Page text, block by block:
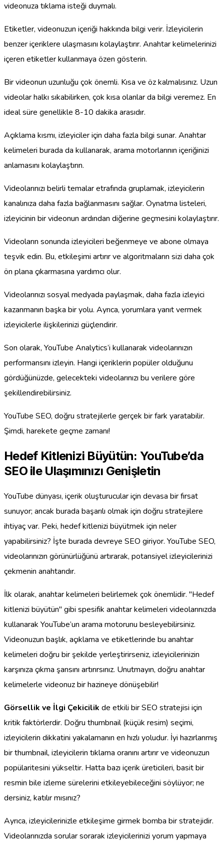
videonuza tıklama isteği duymalı.
Etiketler, videonuzun içeriği hakkında bilgi verir. İzleyicilerin
benzer içeriklere ulaşmasını kolaylaştırır. Anahtar kelimelerinizi
içeren etiketler kullanmaya özen gösterin.
Bir videonun uzunluğu çok önemli. Kısa ve öz kalmalısınız. Uzun
videolar halkı sıkabilirken, çok kısa olanlar da bilgi veremez. En
ideal süre genellikle 8-10 dakika arasıdır.
Açıklama kısmı, izleyiciler için daha fazla bilgi sunar. Anahtar
kelimeleri burada da kullanarak, arama motorlarının içeriğinizi
anlamasını kolaylaştırın.
Videolarınızı belirli temalar etrafında gruplamak, izleyicilerin
kanalınıza daha fazla bağlanmasını sağlar. Oynatma listeleri,
izleyicinin bir videonun ardından diğerine geçmesini kolaylaştırır.
Videoların sonunda izleyicileri beğenmeye ve abone olmaya
teşvik edin. Bu, etkileşimi artırır ve algoritmaların sizi daha çok
ön plana çıkarmasına yardımcı olur.
Videolarınızı sosyal medyada paylaşmak, daha fazla izleyici
kazanmanın başka bir yolu. Ayrıca, yorumlara yanıt vermek
izleyicilerle ilişkilerinizi güçlendirir.
Son olarak, YouTube Analytics’i kullanarak videolarınızın
performansını izleyin. Hangi içeriklerin popüler olduğunu
gördüğünüzde, gelecekteki videolarınızı bu verilere göre
şekillendirebilirsiniz.
YouTube SEO, doğru stratejilerle gerçek bir fark yaratabilir.
Şimdi, harekete geçme zamanı!
Hedef Kitlenizi Büyütün: YouTube’da
SEO ile Ulaşımınızı Genişletin
YouTube dünyası, içerik oluşturucular için devasa bir fırsat
sunuyor; ancak burada başarılı olmak için doğru stratejilere
ihtiyaç var. Peki, hedef kitlenizi büyütmek için neler
yapabilirsiniz? İşte burada devreye SEO giriyor. YouTube SEO,
videolarınızın görünürlüğünü artırarak, potansiyel izleyicilerinizi
çekmenin anahtarıdır.
İlk olarak, anahtar kelimeleri belirlemek çok önemlidir. "Hedef
kitlenizi büyütün" gibi spesifik anahtar kelimeleri videolarınızda
kullanarak YouTube’un arama motorunu besleyebilirsiniz.
Videonuzun başlık, açıklama ve etiketlerinde bu anahtar
kelimeleri doğru bir şekilde yerleştirirseniz, izleyicilerinizin
karşınıza çıkma şansını artırırsınız. Unutmayın, doğru anahtar
kelimelerle videonuz bir hazineye dönüşebilir!
Görsellik ve İlgi Çekicilik de etkili bir SEO stratejisi için
kritik faktörlerdir. Doğru thumbnail (küçük resim) seçimi,
izleyicilerin dikkatini yakalamanın en hızlı yoludur. İyi hazırlanmış
bir thumbnail, izleyicilerin tıklama oranını artırır ve videonuzun
popülaritesini yükseltir. Hatta bazı içerik üreticileri, basit bir
resmin bile izleme sürelerini etkileyebileceğini söylüyor; ne
dersiniz, katılır mısınız?
Ayrıca, izleyicilerinizle etkileşime girmek bomba bir stratejidir.
Videolarınızda sorular sorarak izleyicilerinizi yorum yapmaya